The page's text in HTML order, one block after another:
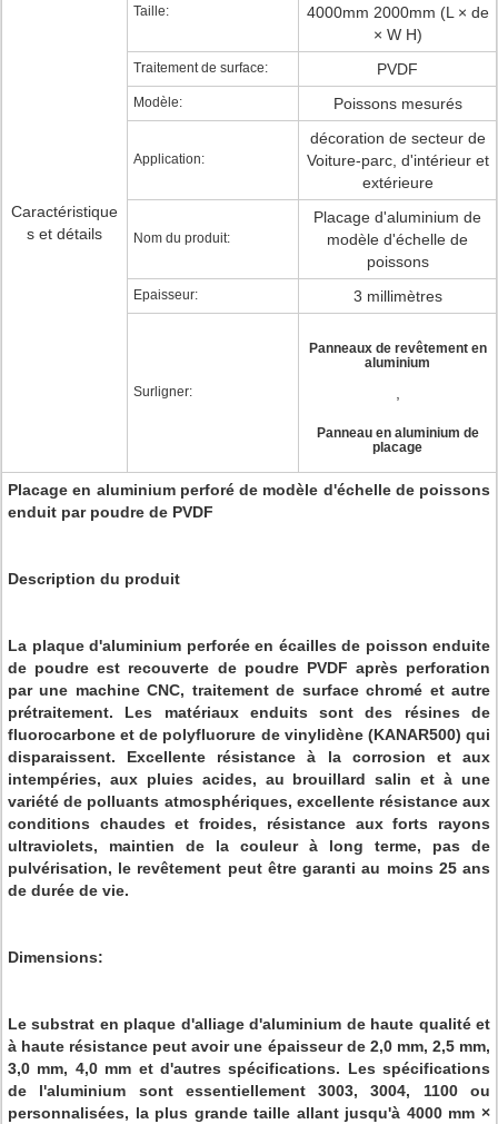
Caractéristique
s et détails
Taille:
4000mm 2000mm (L × de
× W H)
Traitement de surface: PVDF
Modèle: Poissons mesurés
Application:
décoration de secteur de
Voiture-parc, d'intérieur et
extérieure
Nom du produit:
Placage d'aluminium de
modèle d'échelle de
poissons
Epaisseur: 3 millimètres
Surligner:
Panneaux de revêtement en
aluminium
Panneau en aluminium de
placage
Placage en aluminium perforé de modèle d'échelle de poissons
enduit par poudre de PVDF
Description du produit
La plaque d'aluminium perforée en écailles de poisson enduite
de poudre est recouverte de poudre PVDF après perforation
par une machine CNC, traitement de surface chromé et autre
prétraitement. Les matériaux enduits sont des résines de
fluorocarbone et de polyfluorure de vinylidène (KANAR500) qui
disparaissent. Excellente résistance à la corrosion et aux
intempéries, aux pluies acides, au brouillard salin et à une
variété de polluants atmosphériques, excellente résistance aux
conditions chaudes et froides, résistance aux forts rayons
ultraviolets, maintien de la couleur à long terme, pas de
pulvérisation, le revêtement peut être garanti au moins 25 ans
de durée de vie.
Dimensions:
Le substrat en plaque d'alliage d'aluminium de haute qualité et
à haute résistance peut avoir une épaisseur de 2,0 mm, 2,5 mm,
3,0 mm, 4,0 mm et d'autres spécifications. Les spécifications
de l'aluminium sont essentiellement 3003, 3004, 1100 ou
personnalisées, la plus grande taille allant jusqu'à 4000 mm ×